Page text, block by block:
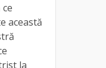
această
la